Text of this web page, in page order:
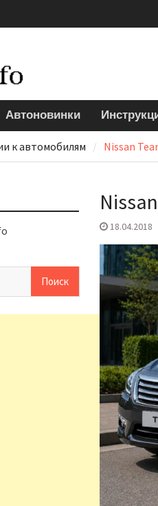
Автоновинки
к автомобилям Nissan
18.04.2018
Найти: